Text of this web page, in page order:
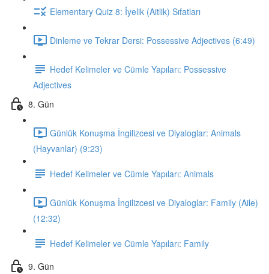
Elementary Quiz 8: İyelik (Aitlik) Sıfatları
Dinleme ve Tekrar Dersi: Possessive Adjectives (6:49)
Hedef Kelimeler ve Cümle Yapıları: Possessive
Adjectives
8. Gün
Günlük Konuşma İngilizcesi ve Diyaloglar: Animals
(Hayvanlar) (9:23)
Hedef Kelimeler ve Cümle Yapıları: Animals
Günlük Konuşma İngilizcesi ve Diyaloglar: Family (Aile)
(12:32)
Hedef Kelimeler ve Cümle Yapıları: Family
9. Gün